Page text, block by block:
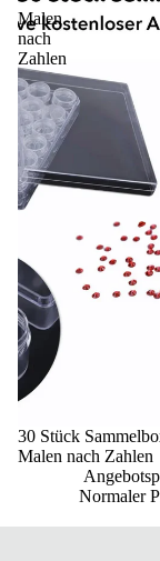
Malen
nach
Zahlen
Sale
30 Stück
Malen nach Zahlen
Normaler